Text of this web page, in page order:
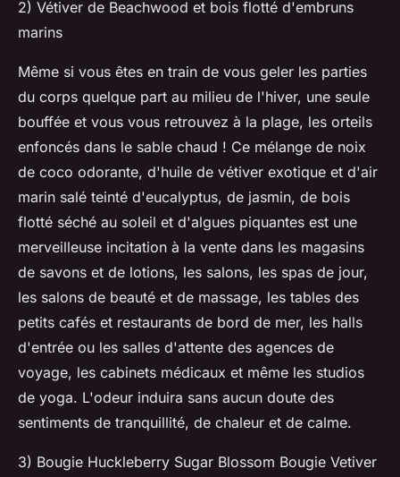
2) Vétiver de Beachwood et bois flotté d'embruns
marins
Même si vous êtes en train de vous geler les parties
du corps quelque part au milieu de l'hiver, une seule
bouffée et vous vous retrouvez à la plage, les orteils
enfoncés dans le sable chaud ! Ce mélange de noix
de coco odorante, d'huile de vétiver exotique et d'air
marin salé teinté d'eucalyptus, de jasmin, de bois
flotté séché au soleil et d'algues piquantes est une
merveilleuse incitation à la vente dans les magasins
de savons et de lotions, les salons, les spas de jour,
les salons de beauté et de massage, les tables des
petits cafés et restaurants de bord de mer, les halls
d'entrée ou les salles d'attente des agences de
voyage, les cabinets médicaux et même les studios
de yoga. L'odeur induira sans aucun doute des
sentiments de tranquillité, de chaleur et de calme.
3) Bougie Huckleberry Sugar Blossom Bougie Vetiver